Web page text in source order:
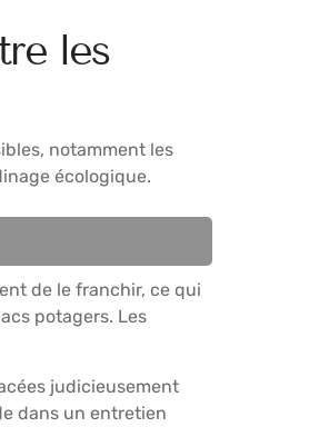
les
notamment les
écologique.
de le franchir, ce qui
potagers. Les
judicieusement
dans un entretien